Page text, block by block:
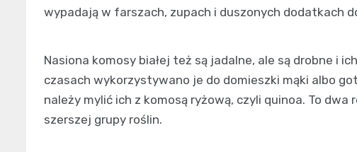
wypadają w farszach, zupach i duszonych dodatkach
Nasiona komosy białej też są jadalne, ale są drobne i
czasach wykorzystywano je do domieszki mąki albo
należy mylić ich z komosą ryżową, czyli quinoa. To
szerszej grupy roślin.